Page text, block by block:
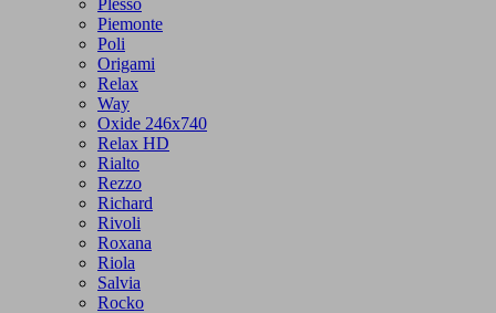
Piemonte
Poli
Origami
Relax
Way
Oxide 246x740
Relax HD
Rialto
Rezzo
Richard
Rivoli
Roxana
Riola
Salvia
Rocko